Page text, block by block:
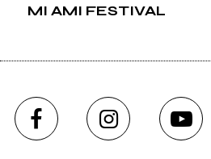
MI AMI FESTIVAL